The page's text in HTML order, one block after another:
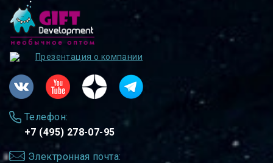
Презентация о компании
Телефон:
+7 (495) 278-07-95
Электронная почта: